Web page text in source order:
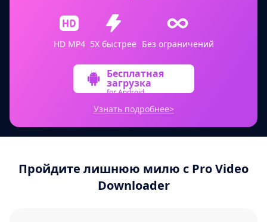
HD MP4 5X быстрее Без ограничений
Бесплатная
загрузка
for Android
Узнать подробнее>
Пройдите лишнюю милю с Pro Video
Downloader